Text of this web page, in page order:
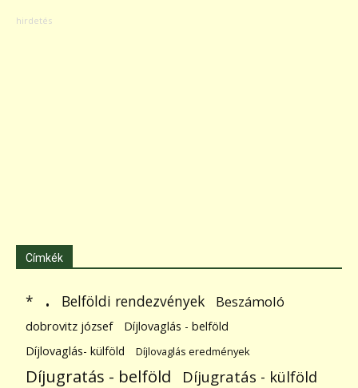
Címkék
* . Belföldi rendezvények Beszámoló
dobrovitz józsef
Díjlovaglás - belföld
Díjlovaglás- külföld
Díjlovaglás eredmények
Díjugratás - belföld Díjugratás - külföld